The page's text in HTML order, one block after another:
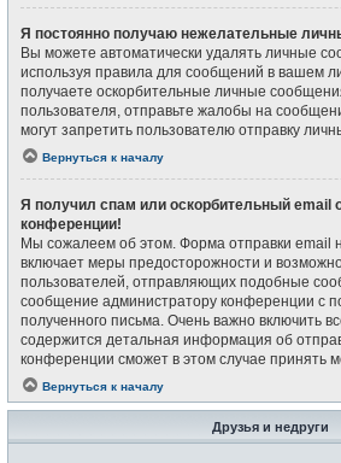
Я постоянно получаю нежелательные
Вы можете автоматически удалять личные
используя правила для сообщений в вашем
получаете оскорбительные личные
пользователя, отправьте жалобы на
могут запретить пользователю отправку
Вернуться к началу
Я получил спам или оскорбительный email
конференции!
Мы сожалеем об этом. Форма отправки email
включает меры предосторожности и
пользователей, отправляющих подобные
сообщение администратору конференции с
полученного письма. Очень важно включить
содержится детальная информация об
конференции сможет в этом случае принять
Вернуться к началу
Друзья и недруги